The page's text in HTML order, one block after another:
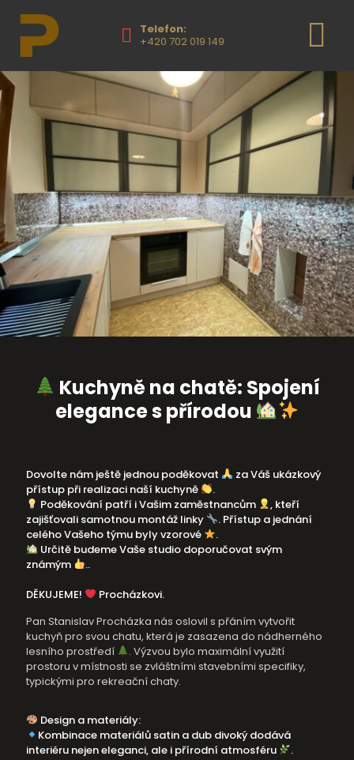
Telefon:
+420 702 019 149
Kuchyně na chatě: Spojení
elegance s přírodou
Dovolte nám ještě jednou poděkovat
za Váš ukázkový
přístup při realizaci naší kuchyně
.
Poděkování patří i Vašim zaměstnancům
, kteří
zajišťovali samotnou montáž linky
. Přístup a jednání
celého Vašeho týmu byly vzorové
.
Určitě budeme Vaše studio doporučovat svým
známým
..
DĚKUJEME!
Procházkovi.
Pan Stanislav Procházka nás oslovil s přáním vytvořit
kuchyň pro svou chatu, která je zasazena do nádherného
lesního prostředí
. Výzvou bylo maximální využití
prostoru v místnosti se zvláštními stavebními specifiky,
typickými pro rekreační chaty.
Design a materiály:
Kombinace materiálů satin a dub divoký dodává
interiéru nejen eleganci, ale i přírodní atmosféru
.